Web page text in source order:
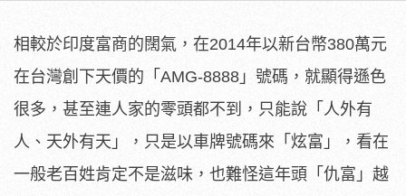
相較於印度富商的闊氣，在2014年以新台幣380萬元
在台灣創下天價的「AMG-8888」號碼，就顯得遜色
很多，甚至連人家的零頭都不到，只能說「人外有
人、天外有天」，只是以車牌號碼來「炫富」，看在
一般老百姓肯定不是滋味，也難怪這年頭「仇富」越